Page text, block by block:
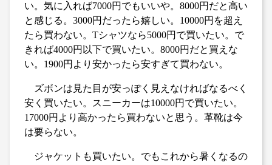
い。気に入れば7000円でもいいや。8000円だと高い
と感じる。3000円だったら嬉しい。10000円を超え
たら買わない。Tシャツなら5000円で買いたい。で
きれば4000円以下で買いたい。8000円だと買えな
い。1900円より安かったら安すぎて買わない。
ズボンは見た目が安っぽく見えなければなるべく
安く買いたい。スニーカーは10000円で買いたい。
17000円より高かったら買わないと思う。革靴は今
は要らない。
ジャケットも買いたい。でもこれから暑くなるの